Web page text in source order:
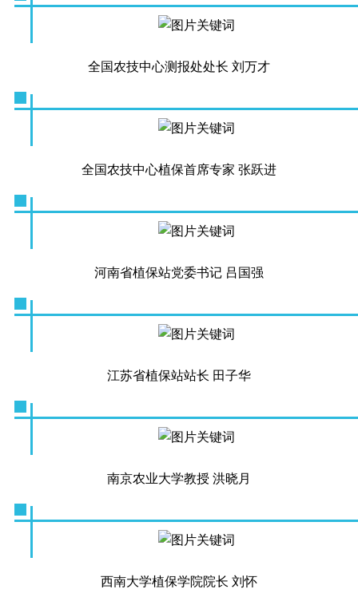
全国农技中心测报处处长 刘万才
全国农技中心植保首席专家 张跃进
河南省植保站党委书记 吕国强
江苏省植保站站长 田子华
南京农业大学教授 洪晓月
西南大学植保学院院长 刘怀